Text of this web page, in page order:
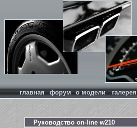
главная форум о модели галерея
Руководство on-line w210